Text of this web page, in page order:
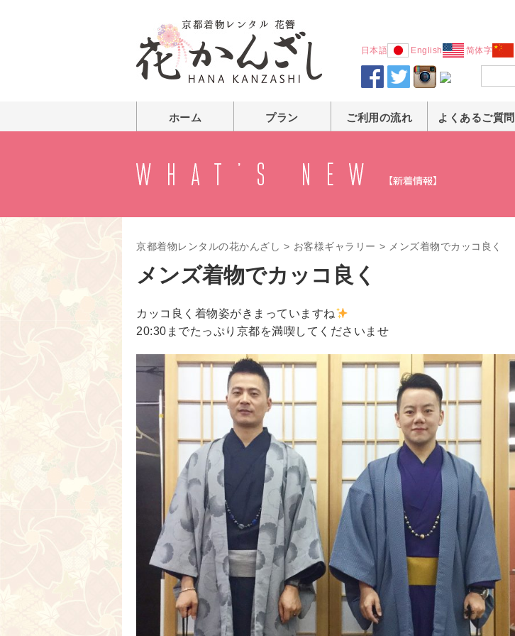
日本語 English 简体字
ホーム プラン ご利用の流れ よくあるご質問
京都着物レンタルの花かんざし > お客様ギャラリー > メンズ着物でカッコ良く
メンズ着物でカッコ良く
カッコ良く着物姿がきまっていますね
20:30までたっぷり京都を満喫してくださいませ